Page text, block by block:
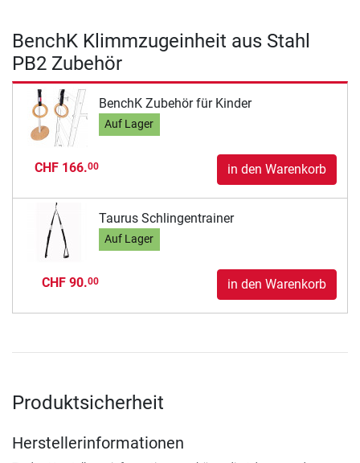
BenchK Klimmzugeinheit aus Stahl
PB2 Zubehör
BenchK Zubehör für Kinder
Auf Lager
CHF 166.00 in den Warenkorb
Taurus Schlingentrainer
Auf Lager
CHF 90.00 in den Warenkorb
Produktsicherheit
Herstellerinformationen